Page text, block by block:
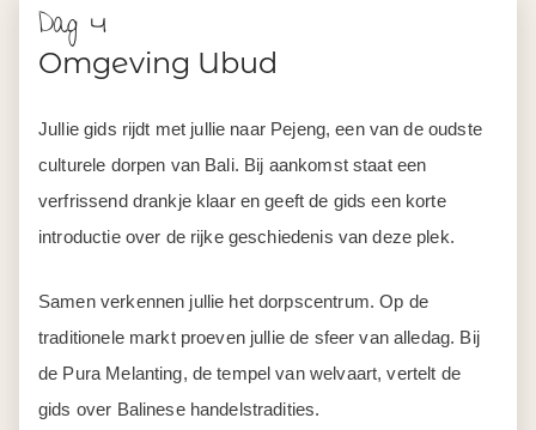
Dag 4
Omgeving Ubud
Jullie gids rijdt met jullie naar Pejeng, een van de oudste
culturele dorpen van Bali. Bij aankomst staat een
verfrissend drankje klaar en geeft de gids een korte
introductie over de rijke geschiedenis van deze plek.
Samen verkennen jullie het dorpscentrum. Op de
traditionele markt proeven jullie de sfeer van alledag. Bij
de Pura Melanting, de tempel van welvaart, vertelt de
gids over Balinese handelstradities.